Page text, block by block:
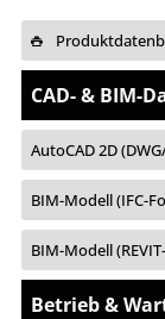
CAD- & BIM-
AutoCAD 2D
BIM-Modell (IFC-
BIM-Modell
Betrieb &